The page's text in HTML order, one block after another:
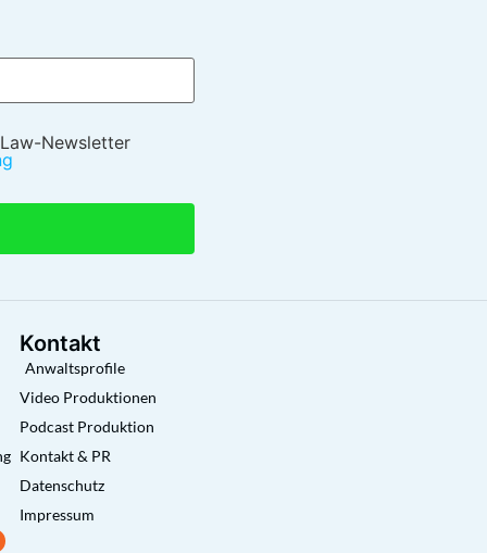
Newsletter
Kontakt
Anwaltsprofile
Video Produktionen
Podcast Produktion
Kontakt & PR
Datenschutz
Impressum